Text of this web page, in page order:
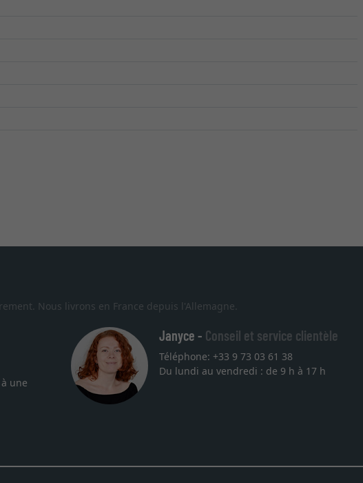
Nous livrons en France depuis l'Allemagne.
une
Janyce - Conseil et service clientèle
Téléphone: +33 9 73 03 61 38
Du lundi au vendredi : de 9 h à 17 h